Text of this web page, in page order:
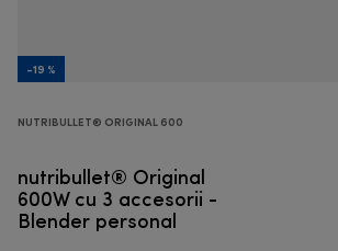
-19 %
NUTRIBULLET® ORIGINAL 600
nutribullet® Original
600W cu 3 accesorii -
Blender personal